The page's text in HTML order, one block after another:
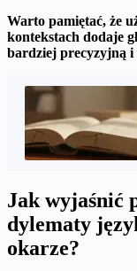
Warto pamiętać, że
kontekstach dodaje
bardziej precyzyjną i
Jak wyjaśnić
dylematy
okarze?